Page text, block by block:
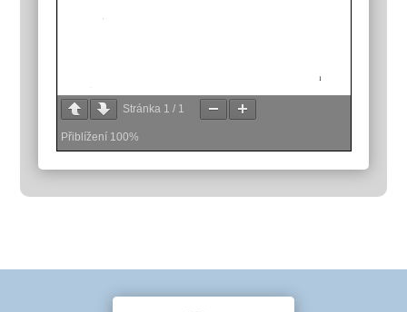
Stránka 1 / 1
Přiblížení 100%